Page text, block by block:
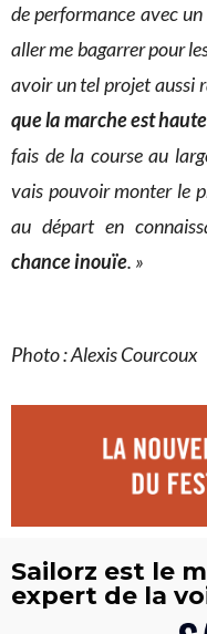
de performance avec
aller me bagarrer pour
avoir un tel projet aussi
que la marche est haute
fais de la course au
vais pouvoir monter le
au départ en
chance inouïe. »
Photo : Alexis Courcoux
Sailorz est le
expert de la